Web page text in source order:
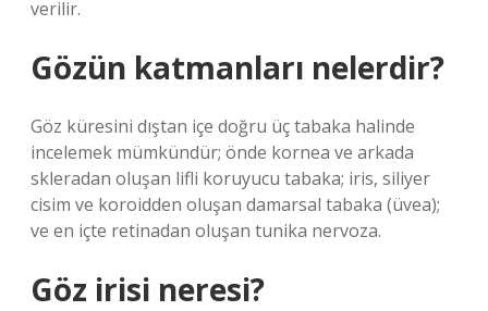
verilir.
Gözün katmanları nelerdir?
Göz küresini dıştan içe doğru üç tabaka halinde
incelemek mümkündür; önde kornea ve arkada
skleradan oluşan lifli koruyucu tabaka; iris, siliyer
cisim ve koroidden oluşan damarsal tabaka (üvea);
ve en içte retinadan oluşan tunika nervoza.
Göz irisi neresi?